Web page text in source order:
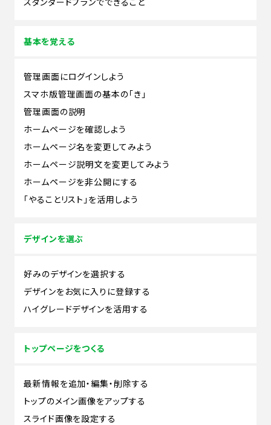
基本を覚える
管理画面にログインしよう
スマホ版管理画面の基本の「き」
管理画面の説明
ホームページを確認しよう
ホームページ名を変更してみよう
ホームページ説明文を変更してみよう
ホームページを非公開にする
「やることリスト」を活用しよう
デザインを選ぶ
好みのデザインを選択する
デザインをお気に入りに登録する
ハイグレードデザインを活用する
トップページをつくる
最新情報を追加・編集・削除する
トップのメイン画像をアップする
スライド画像を設定する